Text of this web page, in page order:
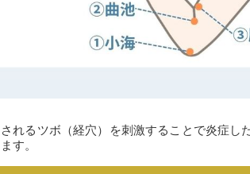
れるツボ（経穴）を刺激することで炎症し
す。